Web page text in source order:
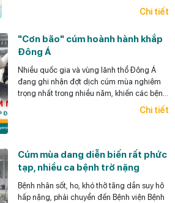
ra UTG cho bệnh nhân),
có thể phát hiện sớm và điều trị hiệu quả
Chi tiết
"Cơn bão" cúm hoành hành khắp
Đông Á
Nhiều quốc gia và vùng lãnh thổ Đông Á
đang ghi nhận đợt dịch cúm mùa nghiêm
trọng nhất trong nhiều năm, khiến các bệnh
Chi tiết
Cúm mùa dang diễn biến rất phức
tạp, nhiều ca bệnh trở nặng
Bệnh nhân sốt, ho, khó thở tăng dần suy hô
hấp nặng, phải chuyển đến Bệnh viện Bệnh